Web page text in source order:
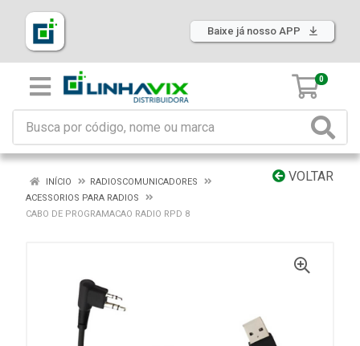
Baixe já nosso APP
0
VOLTAR
INÍCIO
RADIOSCOMUNICADORES
ACESSORIOS PARA RADIOS
CABO DE PROGRAMACAO RADIO RPD 8